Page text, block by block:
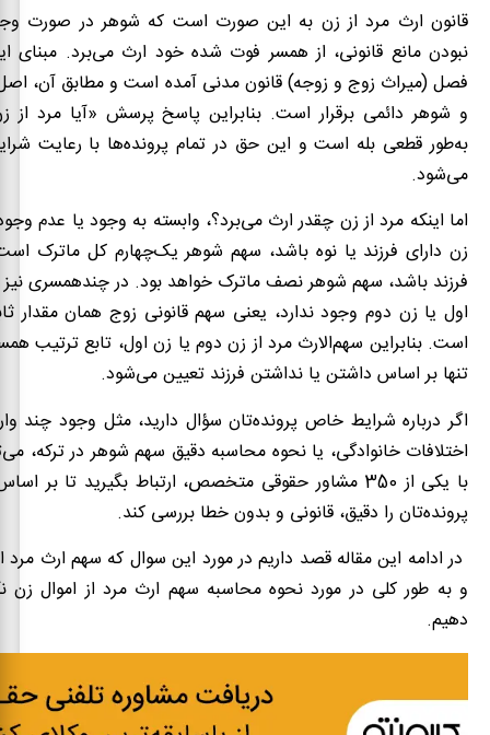
قانون ارث مرد از زن به این صورت است که شوهر در صورت
نبودن مانع قانونی، از همسر فوت شده‌ خود ارث می‌برد. مبنای
فصل (میراث زوج و زوجه) قانون مدنی آمده است و مطابق آن،
و شوهر دائمی برقرار است. بنابراین پاسخ پرسش «آیا مرد از
به‌طور قطعی بله است و این حق در تمام پرونده‌ها با رعایت
می‌شود.
اما اینکه مرد از زن چقدر ارث می‌برد؟، وابسته به وجود یا عدم
زن دارای فرزند یا نوه باشد، سهم شوهر یک‌چهارم کل ماترک
فرزند باشد، سهم شوهر نصف ماترک خواهد بود. در چندهمسری نیز
است. بنابراین سهم‌الارث مرد از زن دوم یا زن اول، تابع ترتیب
تنها بر اساس داشتن یا نداشتن فرزند تعیین می‌شود.
اگر درباره شرایط خاص پرونده‌تان سؤال دارید، مثل وجود چند
اختلافات خانوادگی، یا نحوه محاسبه دقیق سهم شوهر در ترکه،
با یکی از 350 مشاور حقوقی متخصص، ارتباط بگیرید تا بر
پرونده‌تان را دقیق، قانونی و بدون خطا بررسی کند.
در ادامه این مقاله قصد داریم در مورد این سوال که سهم ارث
و به طور کلی در مورد نحوه محاسبه سهم ارث مرد از اموال زن
دهیم.